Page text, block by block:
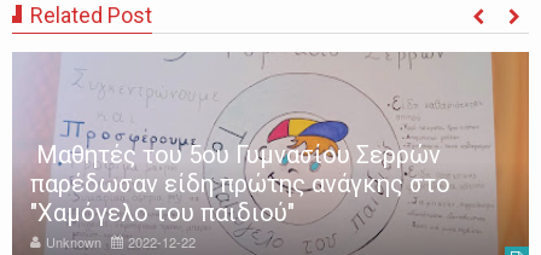
Related Post
Μαθητές του 5ου Γυμνασίου Σερρών
παρέδωσαν είδη πρώτης ανάγκης στο
"Χαμόγελο του παιδιού"
Unknown 2022-12-22